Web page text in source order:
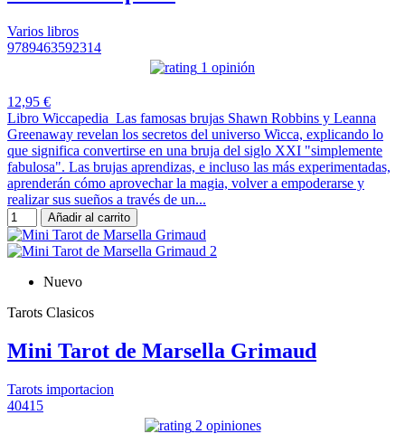
Varios libros
9789463592314
1 opinión
12,95 €
Libro Wiccapedia Las famosas brujas Shawn Robbins y Leanna
Greenaway revelan los secretos del universo Wicca, explicando lo
que significa convertirse en una bruja del siglo XXI "simplemente
fabulosa". Las brujas aprendizas, e incluso las más experimentadas,
aprenderán cómo aprovechar la magia, volver a empoderarse y
realizar sus sueños a través de un...
Añadir al carrito
Nuevo
Tarots Clasicos
Mini Tarot de Marsella Grimaud
Tarots importacion
40415
2 opiniones